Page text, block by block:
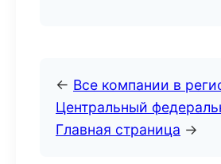
← Все компании в
Центральный
Главная страница →